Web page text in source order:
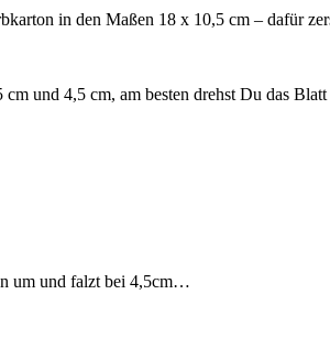
in den Maßen 18 x 10,5 cm – dafür
und 4,5 cm, am besten drehst Du das
um und falzt bei 4,5cm…